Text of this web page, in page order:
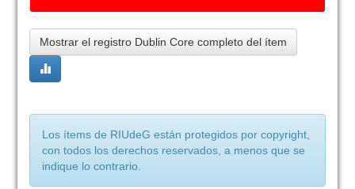
Mostrar el registro Dublin Core completo del ítem
Los ítems de RIUdeG están protegidos por copyright,
con todos los derechos reservados, a menos que se
indique lo contrario.